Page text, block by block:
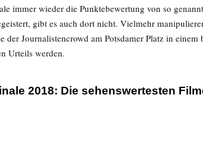
immer wieder die Punktebewertung von so
gibt es auch dort nicht. Vielmehr
der Journalistencrowd am Potsdamer Platz in
Urteils werden.
2018: Die sehenswertesten